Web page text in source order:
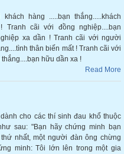
hàng .....bạn thắng.....khách
Tranh cãi với đồng nghiệp....bạn
xa dần ! Tranh cãi với người
thân biến mất ! Tranh cãi với
hữu dần xa !
Read More
cho các thí sinh đau khổ thuộc
sau: "Bạn hãy chứng minh bạn
thứ nhất, một người đàn ông chừng
minh: Tôi lớn lên trong một gia